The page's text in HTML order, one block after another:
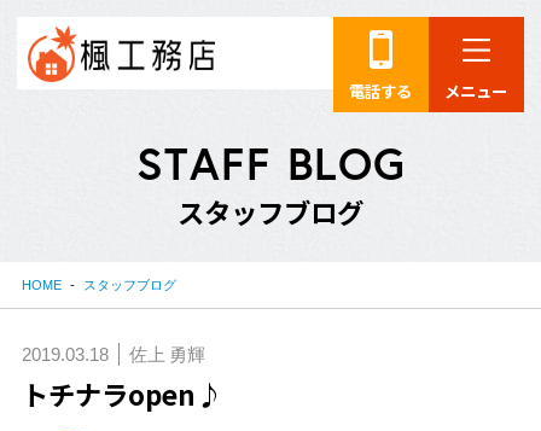
電話する メニュー
STAFF BLOG
スタッフブログ
HOME スタッフブログ
2019.03.18 佐上 勇輝
トチナラopen♪